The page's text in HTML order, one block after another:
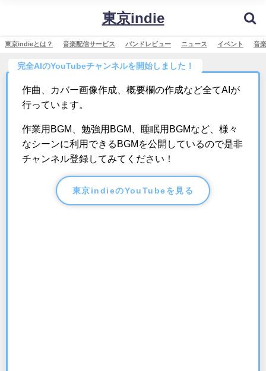
東京indie
東京indieとは？ 音楽配信サービス バンドレビュー ニュース イベント 音
完全AIのYouTubeチャンネルを開始しました！
作曲、カバー画像作成、概要欄の作成など全てAIが
行っています。
作業用BGM、勉強用BGM、睡眠用BGMなど、様々
なシーンに利用できるBGMを公開しているので是非
チャンネル登録してみてください！
東京indieのYouTubeを見る